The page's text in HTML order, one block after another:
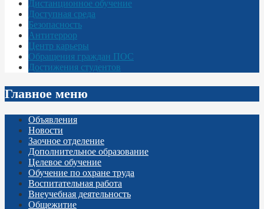
Дистанционное обучение
Доступная среда
Безопасность
Антитеррор
Центр карьеры
Обращения граждан ПОС
Достижения студентов
Главное меню
Объявления
Новости
Заочное отделение
Дополнительное образование
Целевое обучение
Обучение по охране труда
Воспитательная работа
Внеучебная деятельность
Общежитие